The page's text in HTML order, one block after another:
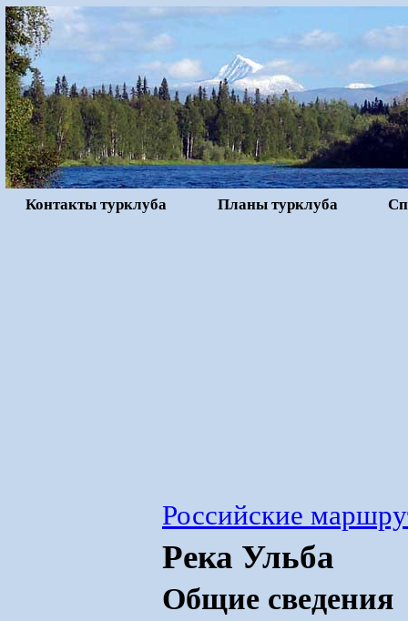
Контакты турклуба Планы турклуба
Российские
Река Ульба
Общие сведения